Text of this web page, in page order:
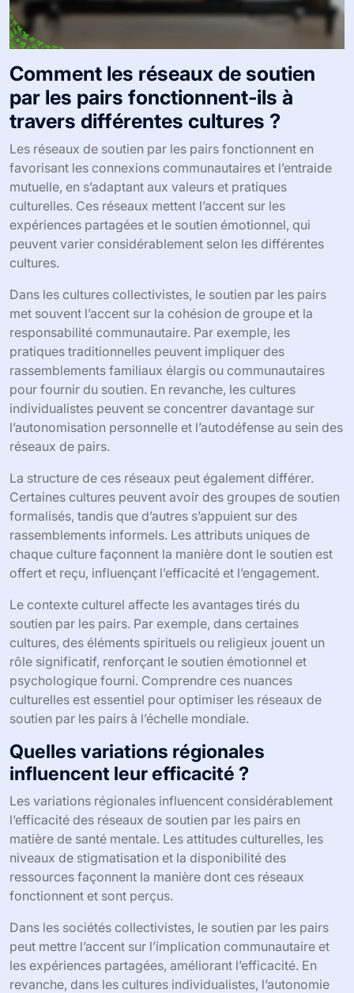
Comment les réseaux de soutien
par les pairs fonctionnent-ils à
travers différentes cultures ?
Les réseaux de soutien par les pairs fonctionnent en
favorisant les connexions communautaires et l’entraide
mutuelle, en s’adaptant aux valeurs et pratiques
culturelles. Ces réseaux mettent l’accent sur les
expériences partagées et le soutien émotionnel, qui
peuvent varier considérablement selon les différentes
cultures.
Dans les cultures collectivistes, le soutien par les pairs
met souvent l’accent sur la cohésion de groupe et la
responsabilité communautaire. Par exemple, les
pratiques traditionnelles peuvent impliquer des
rassemblements familiaux élargis ou communautaires
pour fournir du soutien. En revanche, les cultures
individualistes peuvent se concentrer davantage sur
l’autonomisation personnelle et l’autodéfense au sein des
réseaux de pairs.
La structure de ces réseaux peut également différer.
Certaines cultures peuvent avoir des groupes de soutien
formalisés, tandis que d’autres s’appuient sur des
rassemblements informels. Les attributs uniques de
chaque culture façonnent la manière dont le soutien est
offert et reçu, influençant l’efficacité et l’engagement.
Le contexte culturel affecte les avantages tirés du
soutien par les pairs. Par exemple, dans certaines
cultures, des éléments spirituels ou religieux jouent un
rôle significatif, renforçant le soutien émotionnel et
psychologique fourni. Comprendre ces nuances
culturelles est essentiel pour optimiser les réseaux de
soutien par les pairs à l’échelle mondiale.
Quelles variations régionales
influencent leur efficacité ?
Les variations régionales influencent considérablement
l’efficacité des réseaux de soutien par les pairs en
matière de santé mentale. Les attitudes culturelles, les
niveaux de stigmatisation et la disponibilité des
ressources façonnent la manière dont ces réseaux
fonctionnent et sont perçus.
Dans les sociétés collectivistes, le soutien par les pairs
peut mettre l’accent sur l’implication communautaire et
les expériences partagées, améliorant l’efficacité. En
revanche, dans les cultures individualistes, l’autonomie